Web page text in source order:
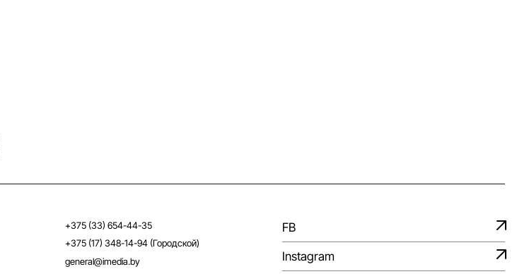
+375 (33) 654-44-35
+375 (17) 348-14-94 (Городской)
general@imedia.by
FB
Instagram